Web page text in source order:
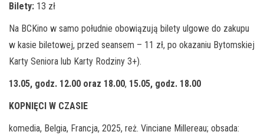
Bilety: 13 zł
Na BCKino w samo południe obowiązują bilety ulgowe do zakupu
w kasie biletowej, przed seansem – 11 zł, po okazaniu Bytomskiej
Karty Seniora lub Karty Rodziny 3+).
13.05, godz. 12.00 oraz 18.00, 15.05, godz. 18.00
KOPNIĘCI W CZASIE
komedia, Belgia, Francja, 2025, reż. Vinciane Millereau; obsada: